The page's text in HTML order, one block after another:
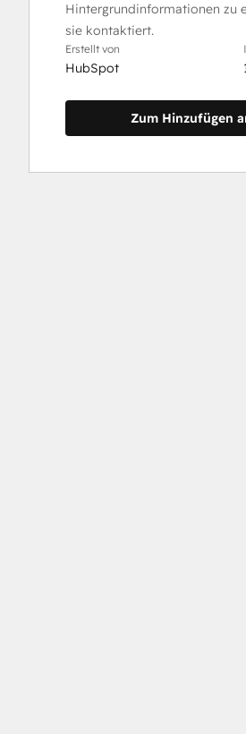
Hintergrundinformationen zu
sie kontaktiert.
Erstellt von
HubSpot
Zum Hinzufügen